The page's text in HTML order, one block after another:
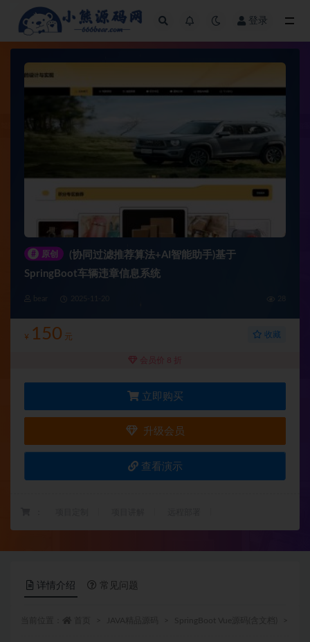
登录
# 原创
(协同过滤推荐算法+AI智能助手)基于
SpringBoot车辆违章信息系统
¥ 150 元 收藏
会员价 8 折
立即购买
升级会员
查看演示
详情介绍 常见问题